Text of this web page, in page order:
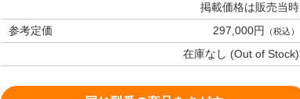
掲載価格は販売当時
参考定価
297,000円 （税込）
在庫なし (Out of Stock)